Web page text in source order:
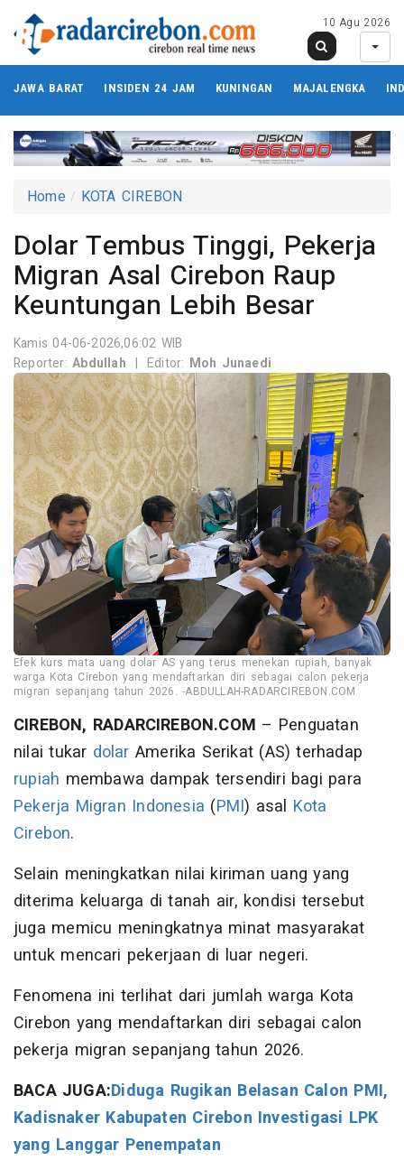
10 Agu 2026
JAWA BARAT INSIDEN 24 JAM KUNINGAN MAJALENGKA
Home KOTA CIREBON
Dolar Tembus Tinggi, Pekerja
Migran Asal Cirebon Raup
Keuntungan Lebih Besar
Kamis 04-06-2026,06:02 WIB
Reporter:Abdullah | Editor: Moh Junaedi
Efek kurs mata uang dolar AS yang terus menekan rupiah, banyak
warga Kota Cirebon yang mendaftarkan diri sebagai calon pekerja
migran sepanjang tahun 2026. -ABDULLAH-RADARCIREBON.COM
CIREBON, RADARCIREBON.COM – Penguatan
nilai tukar dolar Amerika Serikat (AS) terhadap
rupiah membawa dampak tersendiri bagi para
Pekerja Migran Indonesia (PMI) asal Kota
Cirebon.
Selain meningkatkan nilai kiriman uang yang
diterima keluarga di tanah air, kondisi tersebut
juga memicu meningkatnya minat masyarakat
untuk mencari pekerjaan di luar negeri.
Fenomena ini terlihat dari jumlah warga Kota
Cirebon yang mendaftarkan diri sebagai calon
pekerja migran sepanjang tahun 2026.
BACA JUGA:Diduga Rugikan Belasan Calon PMI,
Kadisnaker Kabupaten Cirebon Investigasi LPK
yang Langgar Penempatan